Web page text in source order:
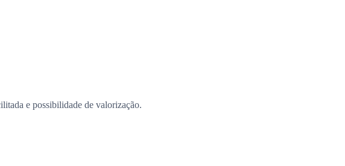
e possibilidade de valorização.